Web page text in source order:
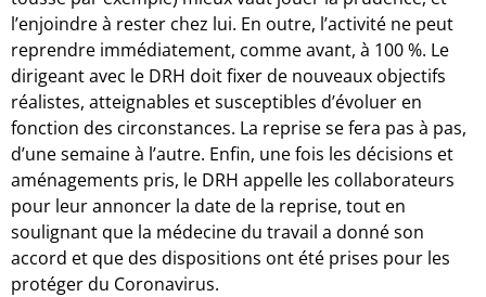
l’enjoindre à rester chez lui. En outre, l’activité ne peut
reprendre immédiatement, comme avant, à 100 %. Le
dirigeant avec le DRH doit fixer de nouveaux objectifs
réalistes, atteignables et susceptibles d’évoluer en
fonction des circonstances. La reprise se fera pas à pas,
d’une semaine à l’autre. Enfin, une fois les décisions et
aménagements pris, le DRH appelle les collaborateurs
pour leur annoncer la date de la reprise, tout en
soulignant que la médecine du travail a donné son
accord et que des dispositions ont été prises pour les
protéger du Coronavirus.